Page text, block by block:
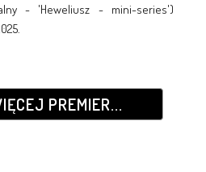
- 'Heweliusz - mini-series')
PREMIER...